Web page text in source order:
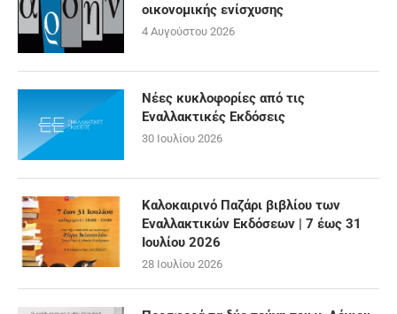
οικονομικής ενίσχυσης
4 Αυγούστου 2026
Νέες κυκλοφορίες από τις
Εναλλακτικές Εκδόσεις
30 Ιουλίου 2026
Καλοκαιρινό Παζάρι βιβλίου των
Εναλλακτικών Εκδόσεων | 7 έως 31
Ιουλίου 2026
28 Ιουλίου 2026